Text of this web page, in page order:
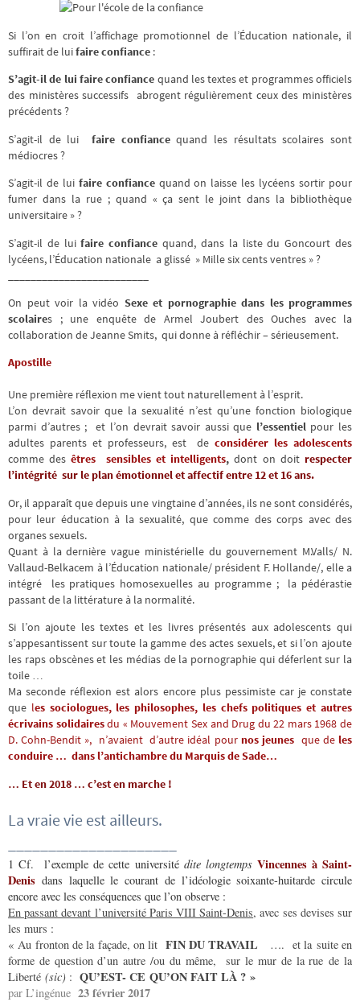
Si l’on en croit l’affichage promotionnel de l’Éducation nationale, il
suffirait de luifaire confiance :
S’agit-il de lui faire confiance quand les textes et programmes officiels
des ministères successifs abrogent régulièrement ceux des ministères
précédents ?
S’agit-il de lui
faire confiancequand les résultats scolaires sont
médiocres ?
S’agit-il de lui faire confiancequand on laisse les lycéens sortir pour
fumer dans la rue ; quand « ça sent le joint dans la bibliothèque
universitaire » ?
S’agit-il de luifaire confiance quand, dans la liste du Goncourt des
lycéens, l’Éducation nationale a glissé » Mille six cents ventres » ?
On peut voir la vidéo Sexe et pornographie dans les programmes
scolaires ; une enquête de Armel Joubert des Ouches avec la
collaboration de Jeanne Smits, qui donne à réfléchir – sérieusement.
Apostille
Une première réflexion me vient tout naturellement à l’esprit.
L’on devrait savoir que la sexualité n’est qu’une fonction biologique
parmi d’autres ; et l’on devrait savoir aussi que l’essentielpour les
adultes parents et professeurs, est deconsidérer les adolescents
comme desêtres sensibles et intelligents, dont on doit respecter
l’intégrité sur le plan émotionnel et affectif entre 12 et 16 ans.
Or, il apparaît que depuis une vingtaine d’années, ils ne sont considérés,
pour leur éducation à la sexualité, que comme des corps avec des
organes sexuels.
Quant à la dernière vague ministérielle du gouvernement M.Valls/ N.
Vallaud-Belkacem à l’Éducation nationale/ président F. Hollande/, elle a
intégré les pratiques homosexuelles au programme ; la pédérastie
passant de la littérature à la normalité.
Si l’on ajoute les textes et les livres présentés aux adolescents qui
s’appesantissent sur toute la gamme des actes sexuels, et si l’on ajoute
les raps obscènes et les médias de la pornographie qui déferlent sur la
toile …
Ma seconde réflexion est alors encore plus pessimiste car je constate
que les sociologues, les philosophes, les chefs politiques et autres
écrivains solidairesdu « Mouvement Sex and Drug du 22 mars 1968 de
D. Cohn-Bendit », n’avaient d’autre idéal pour nos jeunes que deles
conduire … dans l’antichambre du Marquis de Sade…
… Et en 2018 … c’est en marche !
La vraie vie est ailleurs.
1 Cf. l’exemple de cette université dite longtemps Vincennes à Saint-
Denis dans laquelle le courant de l’idéologie soixante-huitarde circule
encore avec les conséquences que l’on observe :
En passant devant l’université Paris VIII Saint-Denis, avec ses devises sur
les murs :
« Au fronton de la façade, on lit FIN DU TRAVAIL …. et la suite en
forme de question d’un autre /ou du même, sur le mur de la rue de la
Liberté (sic) : QU’EST- CE QU’ON FAIT LÀ ? »
par L’ingénue 23 février 2017